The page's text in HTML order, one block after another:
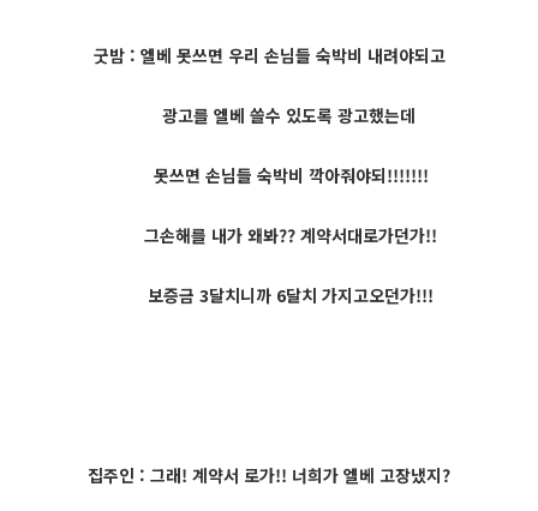
굿밤 : 엘베 못쓰면 우리 손님들 숙박비 내려야되고
광고를 엘베 쓸수 있도록 광고했는데
못쓰면 손님들 숙박비 깍아줘야되!!!!!!!
그손해를 내가 왜봐?? 계약서대로가던가!!
보증금 3달치니까 6달치 가지고오던가!!!
집주인 : 그래! 계약서 로가!! 너희가 엘베 고장냈지?